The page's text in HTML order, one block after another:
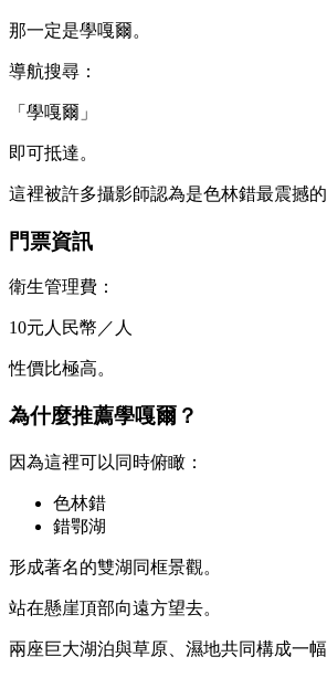
那一定是學嘎爾。
導航搜尋：
「學嘎爾」
即可抵達。
這裡被許多攝影師認為是色林錯最震撼的
門票資訊
衛生管理費：
10元人民幣／人
性價比極高。
為什麼推薦學嘎爾？
因為這裡可以同時俯瞰：
色林錯
錯鄂湖
形成著名的雙湖同框景觀。
站在懸崖頂部向遠方望去。
兩座巨大湖泊與草原、濕地共同構成一幅